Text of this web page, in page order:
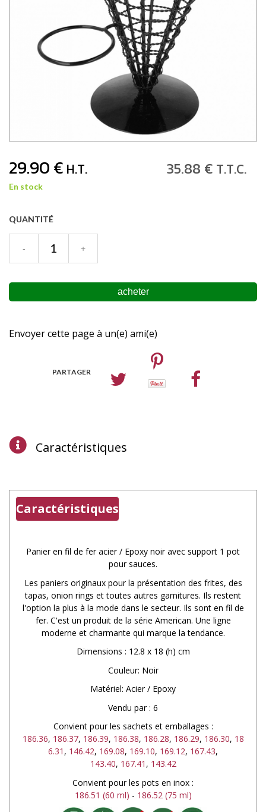
29.90€ H.T. 35.88 € T.T.C.
En stock
QUANTITÉ
Envoyer cette page à un(e) ami(e)
PARTAGER
Caractéristiques
Caractéristiques
Panier en fil de fer acier / Epoxy noir avec support 1 pot
pour sauces.
Les paniers originaux pour la présentation des frites, des
tapas, onion rings et toutes autres garnitures. Ils restent
l'option la plus à la mode dans le secteur. Ils sont en fil de
fer. C'est un produit de la série American. Une ligne
moderne et charmante qui marque la tendance.
Dimensions : 12.8 x 18 (h) cm
Couleur: Noir
Matériel: Acier / Epoxy
Vendu par : 6
Convient pour les sachets et emballages :
186.36, 186.37, 186.39, 186.38, 186.28, 186.29, 186.30, 18
6.31 , 146.42, 169.08, 169.10, 169.12, 167.43,
143.40, 167.41 , 143.42
Convient pour les pots en inox :
186.51 (60 ml) - 186.52 (75 ml)